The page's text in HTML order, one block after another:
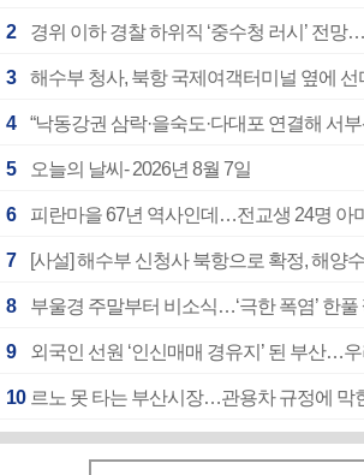
2 경위 이하 경찰 하위직 ‘중수청 러시’ 전망
3 해수부 청사, 북항 국제여객터미널 옆에 선
4 “낙동강권 삼락·을숙도·다대포 연결해 서
5 오늘의 날씨- 2026년 8월 7일
6 피란마을 67년 역사인데…전교생 24명 아
7 [사설] 해수부 신청사 북항으로 확정, 해양
8 부울경 주말부터 비소식…‘극한 폭염’ 한풀
9 외국인 선원 ‘인신매매 경유지’ 된 부산…
10 르노 못 타는 부산시장…관용차 규정에 막